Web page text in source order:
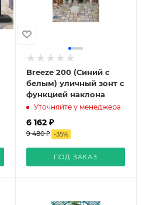
Breeze 200 (Синий с
белым) уличный зонт с
функцией наклона
Уточняйте у менеджера
6 162 ₽
9 480 ₽ -35%
ПОД ЗАКАЗ